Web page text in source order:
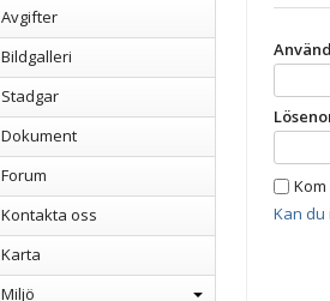
Avgifter
Bildgalleri
Stadgar
Dokument
Forum
Kontakta oss
Karta
Miljö
Kan du